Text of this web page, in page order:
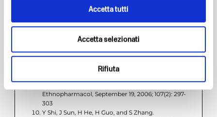
Accetta tutti
Accetta selezionati
Rifiuta
ZY Zhou, YP Tang, J Xiang, P Wua, HM Jin, Z Wang,
water-soluble Ganoderma lucidum polysaccharides
on cerebral ischemic injury in rats. J
B Lakshmi, TA Ajith, N Jose, and KK Janardhanan
Antimutagenic activity of methanolic extract of
damage caused by benzo[a]pyrene. J
Ethnopharmacol, September 19, 2006; 107(2): 297-
303
Y Shi, J Sun, H He, H Guo, and S Zhang.